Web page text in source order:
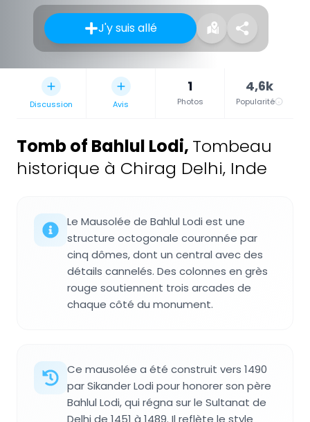
J'y suis allé
Discussion Avis
1
Photos
4,6k
Popularité
Tomb of Bahlul Lodi, Tombeau
historique à Chirag Delhi, Inde
Le Mausolée de Bahlul Lodi est une
structure octogonale couronnée par
cinq dômes, dont un central avec des
détails cannelés. Des colonnes en grès
rouge soutiennent trois arcades de
chaque côté du monument.
Ce mausolée a été construit vers 1490
par Sikander Lodi pour honorer son père
Bahlul Lodi, qui régna sur le Sultanat de
Delhi de 1451 à 1489. Il reflète le style